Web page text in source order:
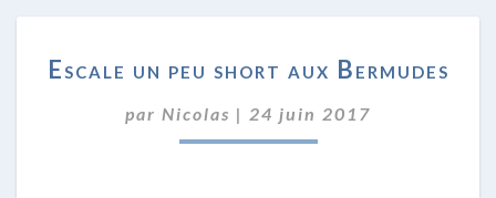
UN
SHORT
AUX
Escale un peu short aux Bermudes
par Nicolas | 24 juin 2017